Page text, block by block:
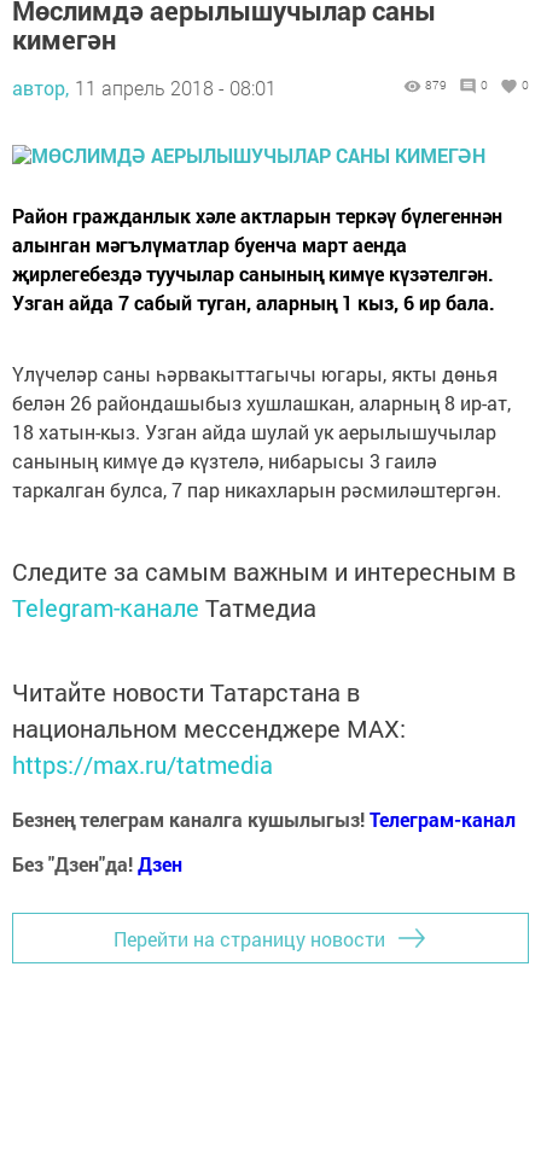
Мөслимдә аерылышучылар саны
кимегән
автор, 11 апрель 2018 - 08:01 879 0 0
Район гражданлык хәле актларын теркәү бүлегеннән
алынган мәгълүматлар буенча март аенда
җирлегебездә туучылар санының кимүе күзәтелгән.
Узган айда 7 сабый туган, аларның 1 кыз, 6 ир бала.
Үлүчеләр саны һәрвакыттагычы югары, якты дөнья
белән 26 райондашыбыз хушлашкан, аларның 8 ир-ат,
18 хатын-кыз. Узган айда шулай ук аерылышучылар
санының кимүе дә күзтелә, нибарысы 3 гаилә
таркалган булса, 7 пар никахларын рәсмиләштергән.
Следите за самым важным и интересным в
Telegram-канале Татмедиа
Читайте новости Татарстана в
национальном мессенджере MАХ:
https://max.ru/tatmedia
Безнең телеграм каналга кушылыгыз!Телеграм-канал
Без "Дзен"да!Дзен
Перейти на страницу новости